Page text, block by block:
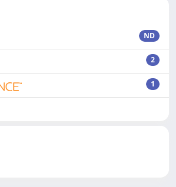
ND
2
1